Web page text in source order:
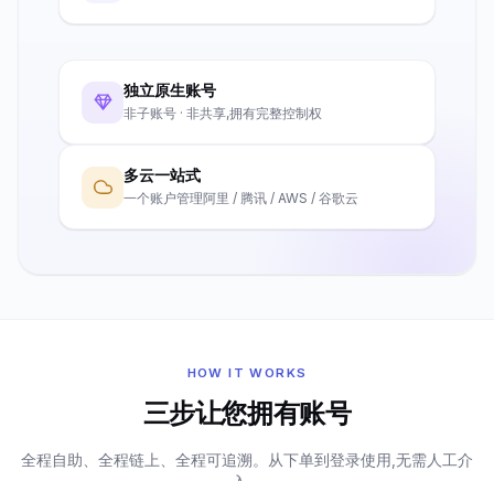
独立原生账号
非子账号 · 非共享,拥有完整控制权
多云一站式
一个账户管理阿里 / 腾讯 / AWS / 谷歌云
HOW IT WORKS
三步让您拥有账号
全程自助、全程链上、全程可追溯。从下单到登录使用,无需人工介